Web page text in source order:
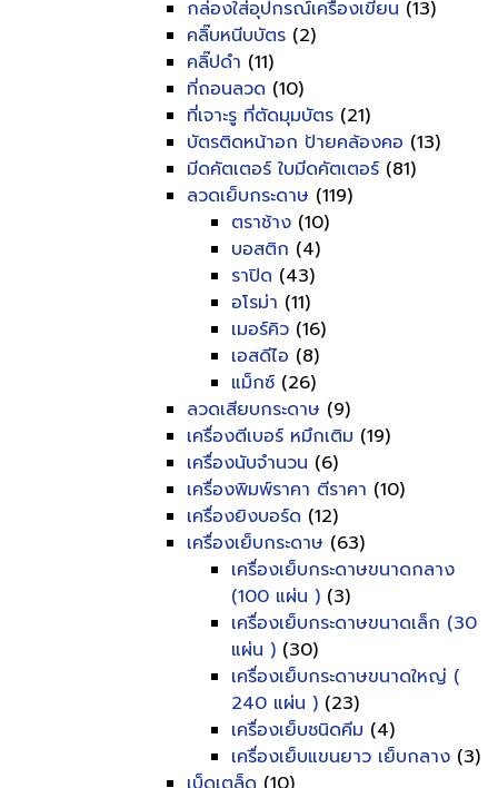
กล่องใส่อุปกรณ์เครื่องเขียน (13)
คลิ๊บหนีบบัตร (2)
คลิ๊ปดำ (11)
ที่ถอนลวด (10)
ที่เจาะรู ที่ตัดมุมบัตร (21)
บัตรติดหน้าอก ป้ายคล้องคอ (13)
มีดคัตเตอร์ ใบมีดคัตเตอร์ (81)
ลวดเย็บกระดาษ (119)
ตราช้าง (10)
บอสติก (4)
ราปิด (43)
อโรม่า (11)
เมอร์คิว (16)
เอสดีไอ (8)
แม็กซ์ (26)
ลวดเสียบกระดาษ (9)
เครื่องตีเบอร์ หมึกเติม (19)
เครื่องนับจำนวน (6)
เครื่องพิมพ์ราคา ตีราคา (10)
เครื่องยิงบอร์ด (12)
เครื่องเย็บกระดาษ (63)
เครื่องเย็บกระดาษขนาดกลาง
(100 แผ่น ) (3)
เครื่องเย็บกระดาษขนาดเล็ก (30
แผ่น ) (30)
เครื่องเย็บกระดาษขนาดใหญ่ (
240 แผ่น ) (23)
เครื่องเย็บชนิดคีม (4)
เครื่องเย็บแขนยาว เย็บกลาง (3)